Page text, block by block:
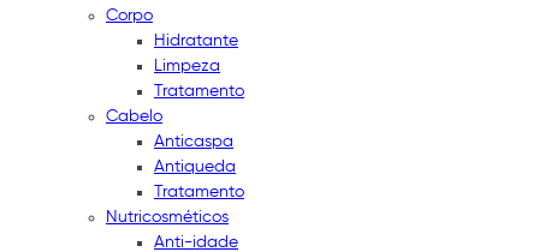
Corpo
Hidratante
Limpeza
Tratamento
Cabelo
Anticaspa
Antiqueda
Tratamento
Nutricosméticos
Anti-idade